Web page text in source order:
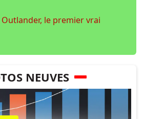
le premier vrai
NEUVES